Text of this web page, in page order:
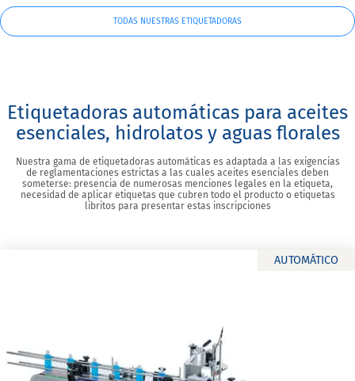
TODAS NUESTRAS ETIQUETADORAS
Etiquetadoras automáticas para aceites
esenciales, hidrolatos y aguas florales
Nuestra gama de etiquetadoras automáticas es adaptada a las exigencias
de reglamentaciones estrictas a las cuales aceites esenciales deben
someterse: presencia de numerosas menciones legales en la etiqueta,
necesidad de aplicar etiquetas que cubren todo el producto o etiquetas
libritos para presentar estas inscripciones
AUTOMÁTICO